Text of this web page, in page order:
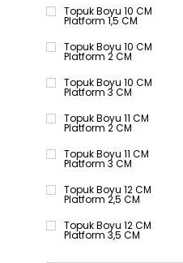
Topuk Boyu 10 CM
Platform 1,5 CM
Topuk Boyu 10 CM
Platform 2 CM
Topuk Boyu 10 CM
Platform 3 CM
Topuk Boyu 11 CM
Platform 2 CM
Topuk Boyu 11 CM
Platform 3 CM
Topuk Boyu 12 CM
Platform 2,5 CM
Topuk Boyu 12 CM
Platform 3,5 CM